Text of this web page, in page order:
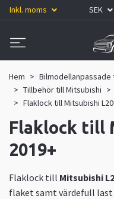
Inkl. moms SEK
Hem
Tillbehör till Mitsubishi
Flaklock till Mitsubishi
Flaklock till
2019+
Flaklock till Mitsubishi
flaket samt värdefull